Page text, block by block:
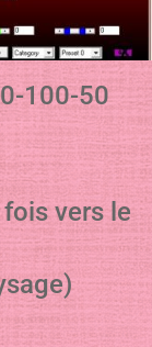
100-50
vers le